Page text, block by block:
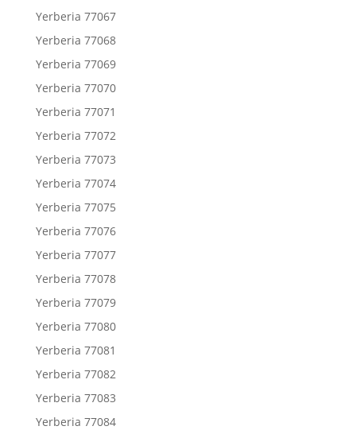
Yerberia 77067
Yerberia 77068
Yerberia 77069
Yerberia 77070
Yerberia 77071
Yerberia 77072
Yerberia 77073
Yerberia 77074
Yerberia 77075
Yerberia 77076
Yerberia 77077
Yerberia 77078
Yerberia 77079
Yerberia 77080
Yerberia 77081
Yerberia 77082
Yerberia 77083
Yerberia 77084